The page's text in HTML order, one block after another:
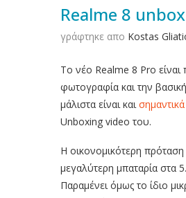
Realme 8
γράφτηκε απο Kostas
Το νέο Realme 8 Pro
φωτογραφία και την
μάλιστα είναι και
Unboxing video του.
Η οικονομικότερη πρόταση
μεγαλύτερη μπαταρία στα
Παραμένει όμως το ίδιο